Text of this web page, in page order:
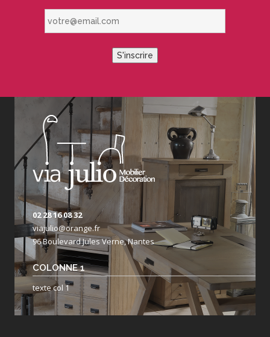
S'inscrire
02 28 16 08 32
viajulio@orange.fr
96 Boulevard Jules Verne, Nantes
COLONNE 1
texte col 1